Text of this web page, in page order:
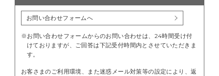
お問い合わせフォームへ
※お問い合わせフォームからのお問い合わせは、24時間受け付
けておりますが、ご回答は下記受付時間内とさせていただきま
す。
お客さまのご利用環境、また迷惑メール対策等の設定により、返